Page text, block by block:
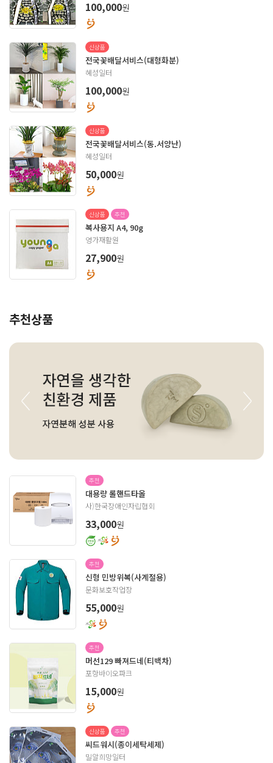
100,000원
신상품
전국꽃배달서비스(대형화분)
혜성일터
100,000원
신상품
전국꽃배달서비스(동.서양난)
혜성일터
50,000원
신상품 추천
복사용지 A4, 90g
영가재활원
27,900원
추천상품
추천
대용량 롤핸드타올
사)한국장애인자립협회
33,000원
추천
신형 민방위복(사계절용)
문화보호작업장
55,000원
추천
머선129 빠져드네(티백차)
포항바이오파크
15,000원
신상품 추천
씨드워시(종이세탁세제)
밀알희망일터